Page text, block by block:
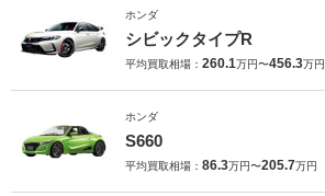
ホンダ
シビックタイプR
平均買取相場： 260.1万円〜456.3万円
ホンダ
S660
平均買取相場： 86.3万円〜205.7万円